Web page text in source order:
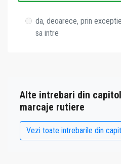
da, deoarece, prin
sa intre
Alte intrebari din
marcaje rutiere
Vezi toate intrebarile din